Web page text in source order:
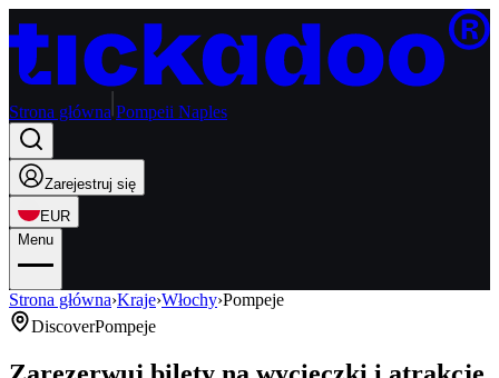
Strona główna Pompeii Naples
Zarejestruj się
EUR
Menu
Strona główna›Kraje›Włochy›Pompeje
DiscoverPompeje